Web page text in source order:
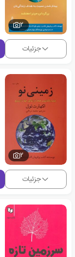
2
جزئیات
2
جزئیات